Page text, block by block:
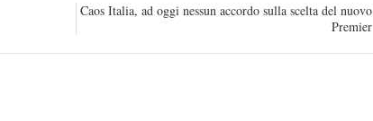
Caos Italia, ad oggi nessun accordo sulla scelta del nuovo
Premier